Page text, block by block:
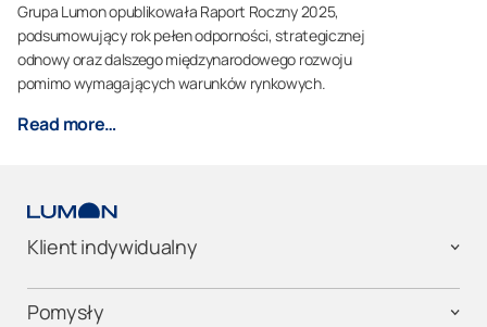
Grupa Lumon opublikowała Raport Roczny 2025,
podsumowujący rok pełen odporności, strategicznej
odnowy oraz dalszego międzynarodowego rozwoju
pomimo wymagających warunków rynkowych.
Read more…
Klient indywidualny
Pomysły